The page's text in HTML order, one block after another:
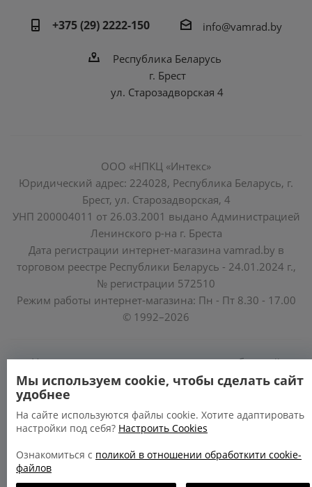
+375 (29) 2222-150
info@vamrad.by
Республика Беларусь
г. Брест
ул. Старозадворская 4
ООО «НПКЦ «Интекс»
Юридический адрес: 224028, Республика Беларусь, г.
Брест, ул. Старозадворская, 4
УНП 200004011 от 26.03.2001 выдано Администрацией
Ленинского р-на г. Бреста
Дата регистрации интернет-магазина vamrad.by в
торговом реестре Республики Беларусь - 24.01.2024 г.,
№ регистрации 572510
Режим работы интернет-магазина: Пн - Пт 8.30 - 17.00
© 1992–2026
Уполномоченные по защите прав потребителей
облисполкомов, Минского горисполкома:
https://www.mart.gov.by/activity/zashchita-prav-
potrebiteley/
БРЕСТСКАЯ ОБЛАСТЬ тел. (80162) 26 97 69;
Мы используем cookie, чтобы сделать сайт
удобнее
На сайте используются файлы cookie. Хотите адаптировать
настройки под себя? Настроить Cookies
Ознакомиться с поликой в отношении обработкити cookie-
файлов